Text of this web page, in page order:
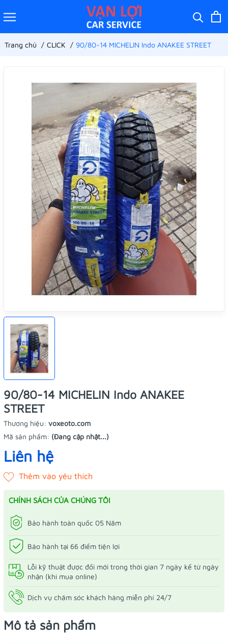
Trang chủ CLICK 90/80-14 MICHELIN Indo ANAKEE STREET
90/80-14 MICHELIN Indo ANAKEE
STREET
Thương hiệu: voxeoto.com
Mã sản phẩm: (Đang cập nhật...)
Liên hệ
CHÍNH SÁCH CỦA CHÚNG TÔI
Bảo hành toàn quốc 05 Năm
Bảo hành tại 66 điểm tiện lợi
Lỗi kỹ thuật được đổi mới trong thời gian 7 ngày kể từ ngày
nhận (khi mua online)
Dịch vụ chăm sóc khách hàng miễn phí 24/7
Mô tả sản phẩm